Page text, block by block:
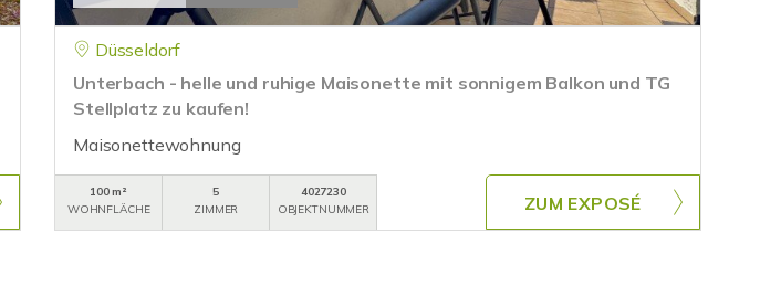
Düsseldorf
Unterbach - helle und ruhige Maisonette mit sonnigem Balkon und TG
Stellplatz zu kaufen!
Maisonettewohnung
100 m²
WOHNFLÄCHE
5
ZIMMER
4027230
OBJEKTNUMMER
ZUM EXPOSÉ